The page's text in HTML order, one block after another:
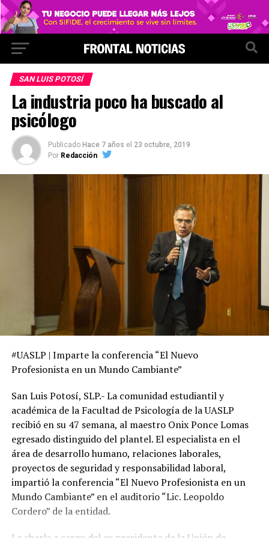
SAN LUIS POTOSÍ
La industria poco ha buscado al
psicólogo
Publicado Hace 7 años el 23 octubre, 2019
Por Redacción
#UASLP | Imparte la conferencia “El Nuevo
Profesionista en un Mundo Cambiante”
San Luis Potosí, SLP.- La comunidad estudiantil y
académica de la Facultad de Psicología de la UASLP
recibió en su 47 semana, al maestro Onix Ponce Lomas
egresado distinguido del plantel. El especialista en el
área de desarrollo humano, relaciones laborales,
proyectos de seguridad y responsabilidad laboral,
impartió la conferencia “El Nuevo Profesionista en un
Mundo Cambiante” en el auditorio “Lic. Leopoldo
Cordero” de la entidad.